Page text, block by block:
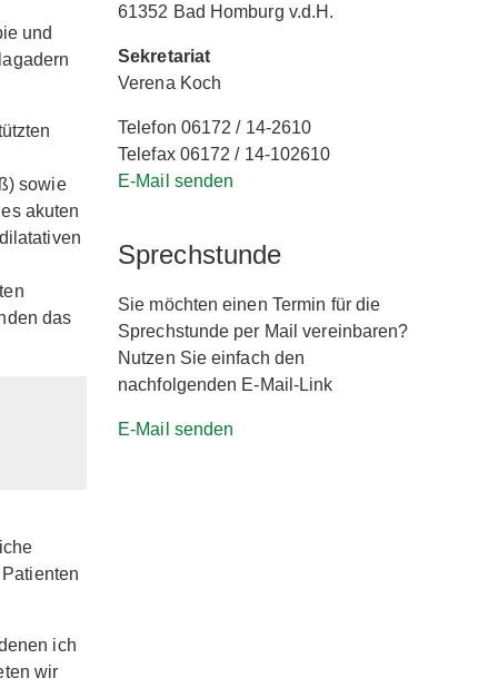
und
sowie
akuten
das
ich
wir
61352 Bad Homburg v.d.H.
Sekretariat
Verena Koch
Telefon 06172 / 14-2610
Telefax 06172 / 14-102610
E-Mail senden
Sprechstunde
Sie möchten einen Termin für die
Sprechstunde per Mail vereinbaren?
Nutzen Sie einfach den
nachfolgenden E-Mail-Link
E-Mail senden